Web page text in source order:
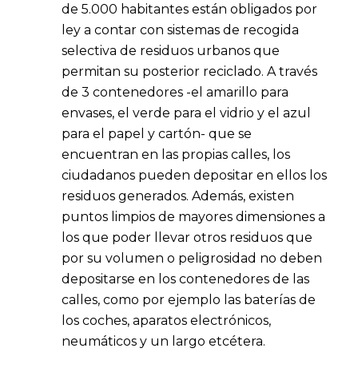
de 5.000 habitantes están obligados por
ley a contar con sistemas de recogida
selectiva de residuos urbanos que
permitan su posterior reciclado. A través
de 3 contenedores -el amarillo para
envases, el verde para el vidrio y el azul
para el papel y cartón- que se
encuentran en las propias calles, los
ciudadanos pueden depositar en ellos los
residuos generados. Además, existen
puntos limpios de mayores dimensiones a
los que poder llevar otros residuos que
por su volumen o peligrosidad no deben
depositarse en los contenedores de las
calles, como por ejemplo las baterías de
los coches, aparatos electrónicos,
neumáticos y un largo etcétera.